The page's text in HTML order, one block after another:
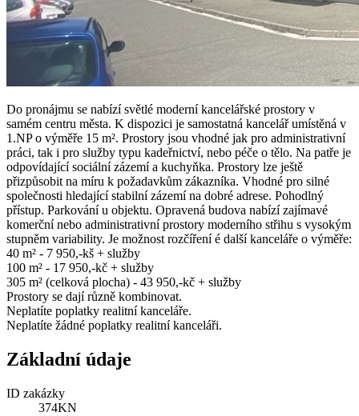
Do pronájmu se nabízí světlé moderní kancelářské prostory v
samém centru města. K dispozici je samostatná kancelář umístěná v
1.NP o výměře 15 m². Prostory jsou vhodné jak pro administrativní
práci, tak i pro služby typu kadeřnictví, nebo péče o tělo. Na patře je
odpovídající sociální zázemí a kuchyňka. Prostory lze ještě
přizpůsobit na míru k požadavkům zákazníka. Vhodné pro silné
společnosti hledající stabilní zázemí na dobré adrese. Pohodlný
přístup. Parkování u objektu. Opravená budova nabízí zajímavé
komerční nebo administrativní prostory moderního střihu s vysokým
stupněm variability. Je možnost rozčíření é další kanceláře o výměře:
40 m² - 7 950,-kš + služby
100 m² - 17 950,-kč + služby
305 m² (celková plocha) - 43 950,-kč + služby
Prostory se dají různě kombinovat.
Neplatíte poplatky realitní kanceláře.
Neplatíte žádné poplatky realitní kanceláři.
Základní údaje
ID zakázky
374KN